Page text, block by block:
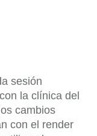
sesión
la clínica del
cambios
con el render